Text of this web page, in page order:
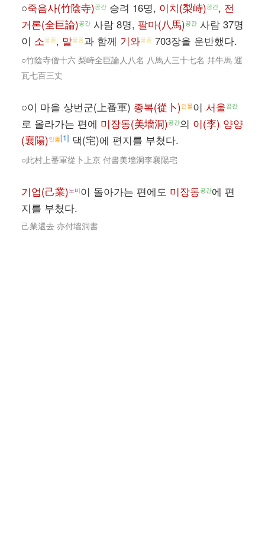
○죽음사(竹陰寺)공간 승려 16명, 이치(梨峙)공간, 전
거론(全巨論)공간 사람 8명, 팔마(八馬)공간 사람 37명
이 소물품, 말물품과 함께 기와물품 703장을 운반했다.
○竹陰寺僧十六 梨峙全巨論人八名 八馬人三十七名 幷牛馬 運
瓦七百三丈
○이 마을 상번군(上番軍) 종복(從卜)인물이 서울공간
로 올라가는 편에 미장동(美墻洞)공간의 이(李) 양양
(襄陽)인물[1] 댁(宅)에 편지를 부쳤다.
○此村上番軍從卜上京 付書美墻洞李襄陽宅
기업(己業)노비이 돌아가는 편에도 미장동공간에 편
지를 부쳤다.
己業還去 亦付墻洞書